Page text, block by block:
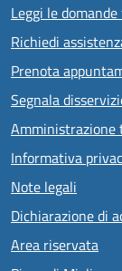
Leggi le
Richiedi
Prenota
Segnala
Amministrazione
Informativa
Note legali
Dichiarazione di
Area riservata